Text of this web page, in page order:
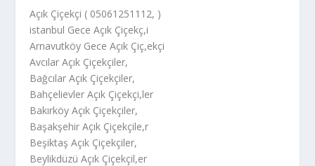
Açık Çiçekçi ( 05061251112, )
istanbul Gece Açık Çiçekç,i
Arnavutköy Gece Açık Çiç,ekçi
Avcılar Açık Çiçekçiler,
Bağcılar Açık Çiçekçiler,
Bahçelievler Açık Çiçekçi,ler
Bakırköy Açık Çiçekçiler,
Başakşehir Açık Çiçekçile,r
Beşiktaş Açık Çiçekçiler,
Beylikdüzü Açık Çiçekçil,er